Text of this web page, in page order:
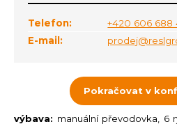
Telefon:
+420 606 688
E-mail:
Pokračovat v
výbava: manuální převodovka, 6